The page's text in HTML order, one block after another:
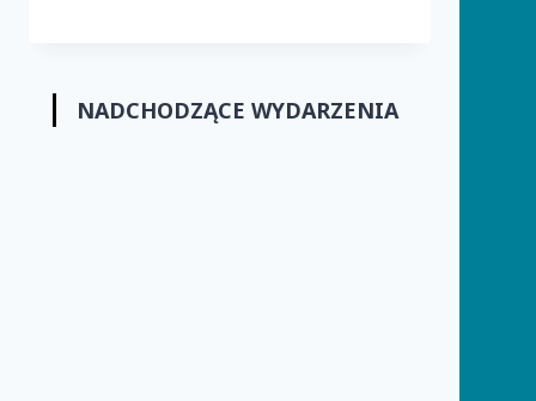
NADCHODZĄCE WYDARZENIA